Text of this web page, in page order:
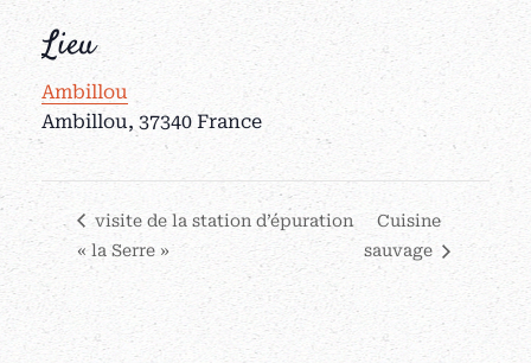
Lieu
Ambillou
Ambillou, 37340 France
visite de la station d’épuration
« la Serre »
Cuisine
sauvage